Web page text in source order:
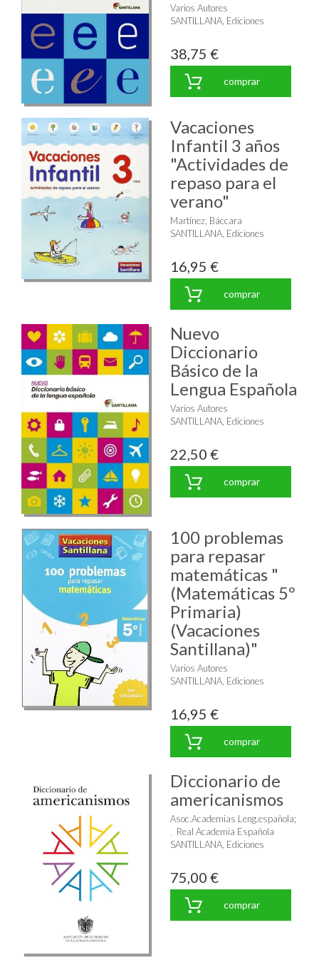
Varios Autores
SANTILLANA, Ediciones
38,75 €
comprar
Vacaciones
Infantil 3 años
"Actividades de
repaso para el
verano"
Martínez, Báccara
SANTILLANA, Ediciones
16,95 €
comprar
Nuevo
Diccionario
Básico de la
Lengua Española
Varios Autores
SANTILLANA, Ediciones
22,50 €
comprar
100 problemas
para repasar
matemáticas "
(Matemáticas 5º
Primaria)
(Vacaciones
Santillana)"
Varios Autores
SANTILLANA, Ediciones
16,95 €
comprar
Diccionario de
americanismos
Asoc.Academias Leng.española;
Real Academia Española
SANTILLANA, Ediciones
75,00 €
comprar